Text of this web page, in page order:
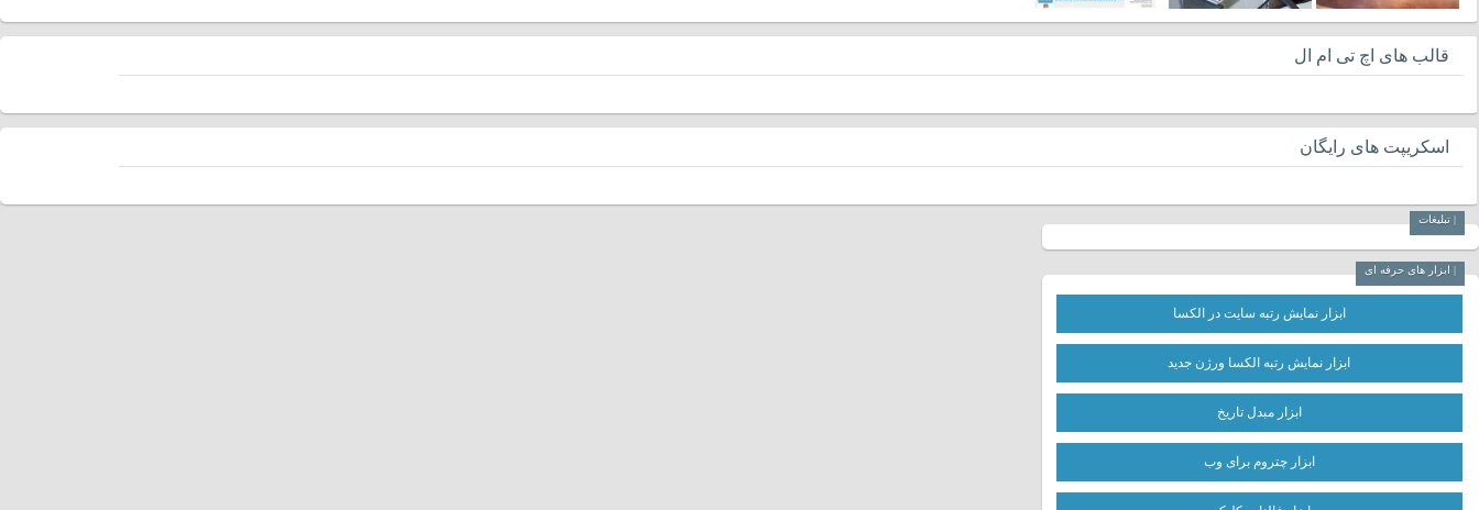
قالب های اچ تی ام ال
اسکریپت های رایگان
| تبلیغات
| ابزار های حرفه ای
ابزار نمایش رتبه سایت در الکسا
ابزار نمایش رتبه الکسا ورژن جدید
ابزار مبدل تاریخ
ابزار چتروم برای وب